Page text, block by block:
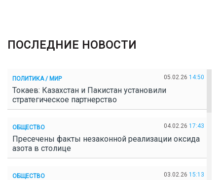
ПОСЛЕДНИЕ НОВОСТИ
ПОЛИТИКА / МИР 05.02.26 14:50
Токаев: Казахстан и Пакистан установили
стратегическое партнерство
ОБЩЕСТВО 04.02.26 17:43
Пресечены факты незаконной реализации оксида
азота в столице
ОБЩЕСТВО 03.02.26 15:13